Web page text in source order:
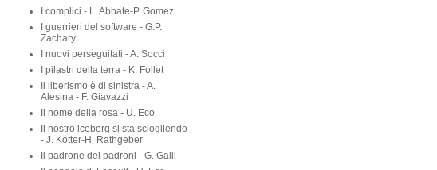
Nicaso
Garibaldi - A. Scirocco
Gomorra - R. Saviano
I complici - L. Abbate-P. Gomez
I guerrieri del software - G.P.
Zachary
I nuovi perseguitati - A. Socci
I pilastri della terra - K. Follet
Il liberismo è di sinistra - A.
Alesina - F. Giavazzi
Il nome della rosa - U. Eco